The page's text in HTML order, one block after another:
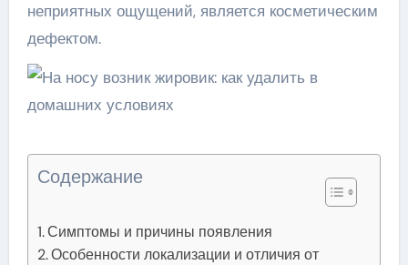
неприятных ощущений, является косметическим
дефектом.
Содержание
Симптомы и причины появления
Особенности локализации и отличия от